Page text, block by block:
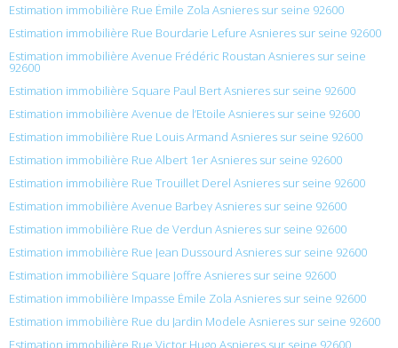
Estimation immobilière Rue Émile Zola Asnieres sur seine 92600
Estimation immobilière Rue Bourdarie Lefure Asnieres sur seine 92600
Estimation immobilière Avenue Frédéric Roustan Asnieres sur seine
92600
Estimation immobilière Square Paul Bert Asnieres sur seine 92600
Estimation immobilière Avenue de l’Etoile Asnieres sur seine 92600
Estimation immobilière Rue Louis Armand Asnieres sur seine 92600
Estimation immobilière Rue Albert 1er Asnieres sur seine 92600
Estimation immobilière Rue Trouillet Derel Asnieres sur seine 92600
Estimation immobilière Avenue Barbey Asnieres sur seine 92600
Estimation immobilière Rue de Verdun Asnieres sur seine 92600
Estimation immobilière Rue Jean Dussourd Asnieres sur seine 92600
Estimation immobilière Square Joffre Asnieres sur seine 92600
Estimation immobilière Impasse Émile Zola Asnieres sur seine 92600
Estimation immobilière Rue du Jardin Modele Asnieres sur seine 92600
Estimation immobilière Rue Victor Hugo Asnieres sur seine 92600